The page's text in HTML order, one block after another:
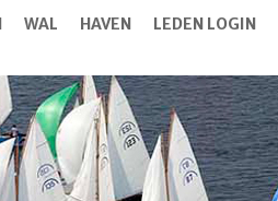
WAL HAVEN LEDEN LOGIN